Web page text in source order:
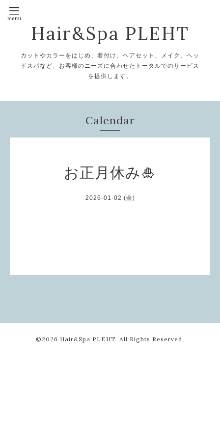
Hair&Spa PLEHT
カットやカラーをはじめ、着付け、ヘアセット、メイク、ヘッ
ドスパなど、お客様のニーズに合わせたトータルでのサービス
を提供します。
Calendar
お正月休み🎍
2026-01-02 (金)
©2026 Hair&Spa PLEHT. All Rights Reserved.